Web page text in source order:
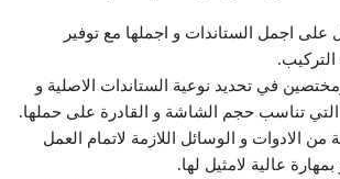
على اجمل الستاندات و اجملها مع توفير
في تحديد نوعية الستاندات الاصلية و
التي تناسب حجم الشاشة و القادرة على حملها.
الادوات و الوسائل اللازمة لاتمام العمل
عالية لامثيل لها.